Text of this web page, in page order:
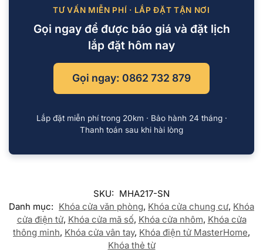
TƯ VẤN MIỄN PHÍ · LẮP ĐẶT TẬN NƠI
Gọi ngay để được báo giá và đặt lịch
lắp đặt hôm nay
Gọi ngay: 0862 732 879
Lắp đặt miễn phí trong 20km · Bảo hành 24 tháng ·
Thanh toán sau khi hài lòng
SKU: MHA217-SN
Danh mục: Khóa cửa văn phòng, Khóa cửa chung cư, Khóa
cửa điện tử, Khóa cửa mã số, Khóa cửa nhôm, Khóa cửa
thông minh, Khóa cửa vân tay, Khóa điện tử MasterHome,
Khóa thẻ từ